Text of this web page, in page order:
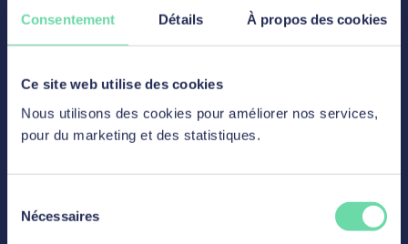
Consentement Détails À propos des cookies
Ce site web utilise des cookies
Nous utilisons des cookies pour améliorer nos services,
pour du marketing et des statistiques.
Nécessaires
Sales & Admin
Credit Analyst
Découvrir l'offre